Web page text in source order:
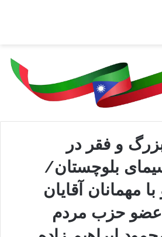
و فقر در
بلوچستان/
مهمانان آقایان
عضو حزب مردم